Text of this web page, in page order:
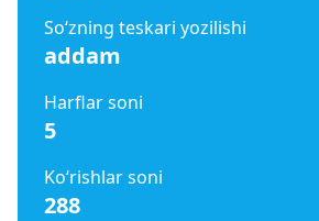
So‘zning teskari yozilishi
addam
Harflar soni
5
Ko‘rishlar soni
288